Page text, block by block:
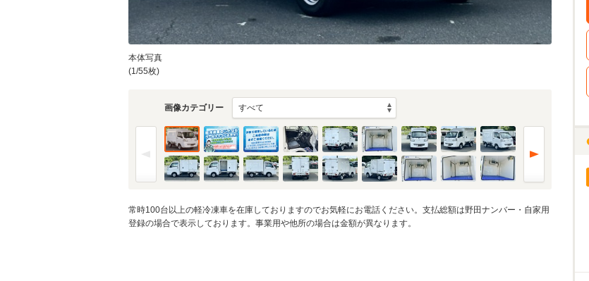
本体写真
(1/55枚)
画像カテゴリー
常時100台以上の軽冷凍車を在庫しておりますのでお気軽にお電話ください。支払総額は野田ナンバー・自家用
登録の場合で表示しております。事業用や他所の場合は金額が異なります。